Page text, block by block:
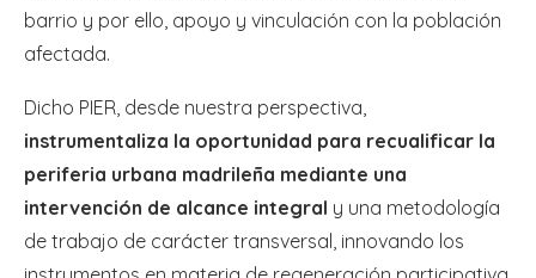
barrio y por ello, apoyo y vinculación con la población
afectada.
Dicho PIER, desde nuestra perspectiva,
instrumentaliza la oportunidad para recualificar la
periferia urbana madrileña mediante una
intervención de alcance integral y una metodología
de trabajo de carácter transversal, innovando los